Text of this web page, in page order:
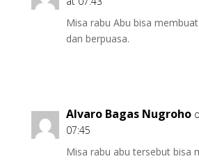
Misa rabu Abu bisa
dan berpuasa.
Alvaro Bagas Nugroho
07:45
Misa rabu abu tersebut bisa